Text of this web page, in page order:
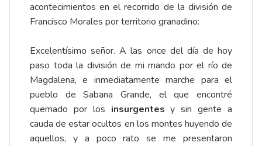
acontecimientos en el recorrido de la división de
Francisco Morales por territorio granadino:
Excelentísimo señor. A las once del día de hoy
paso toda la división de mi mando por el río de
Magdalena, e inmediatamente marche para el
pueblo de Sabana Grande, el que encontré
quemado por los insurgentes y sin gente a
cauda de estar ocultos en los montes huyendo de
aquellos, y a poco rato se me presentaron